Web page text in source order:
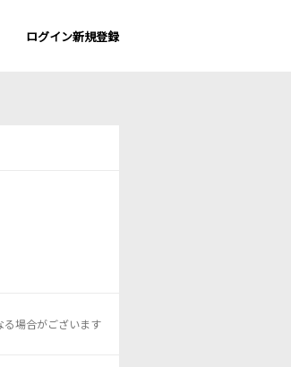
ログイン新規登録
場合がございます